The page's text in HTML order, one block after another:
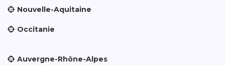
Nouvelle-Aquitaine
Occitanie
Auvergne-Rhône-Alpes